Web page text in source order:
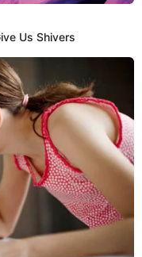
conoce a los
que es furor
la trilogía de “Pipa,